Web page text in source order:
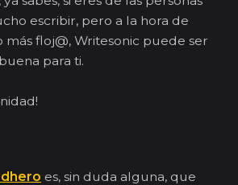
escribir, pero a la hora de
más floj@, Writesonic puede ser
para ti.
es, sin duda alguna, que